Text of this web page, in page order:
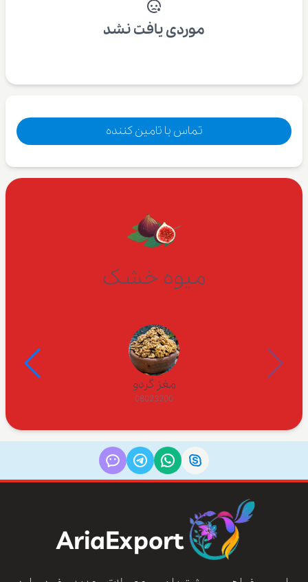
موردی یافت نشد
تماس با تامین کننده
میوه خشک
مغز گردو
08023200
AriaExport